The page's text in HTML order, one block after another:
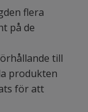
flera
på de
till
produkten
för att